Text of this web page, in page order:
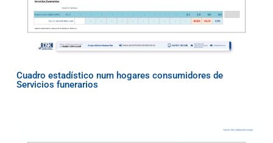
Cuadro estadístico num hogares consumidores de
Servicios funerarios